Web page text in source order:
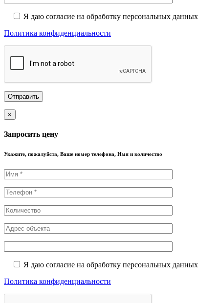
Я даю согласие на обработку персональных данных
Политика конфиденциальности
×
Запросить цену
Укажите, пожалуйста, Ваше номер телефона, Имя и количество
Я даю согласие на обработку персональных данных
Политика конфиденциальности